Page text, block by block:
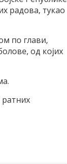
радова, тукао
по глави,
од којих